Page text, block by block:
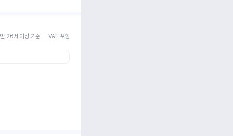
만 26세 이상 기준 VAT 포함